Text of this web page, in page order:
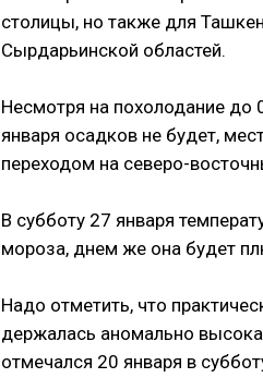
столицы, но также для
Сырдарьинской областей.
Несмотря на похолодание до
января осадков не будет,
переходом на северо-
В субботу 27 января
мороза, днем же она будет
Надо отметить, что
держалась аномально
отмечался 20 января в